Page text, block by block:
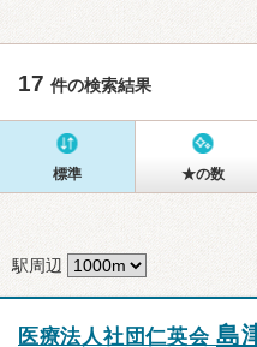
17 件の検索結果
標準 ★の数
駅周辺
医療法人社団仁英会 島